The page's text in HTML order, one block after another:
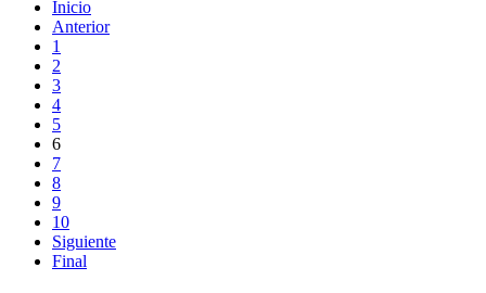
Inicio
Anterior
1
2
3
4
5
6
7
8
9
10
Siguiente
Final